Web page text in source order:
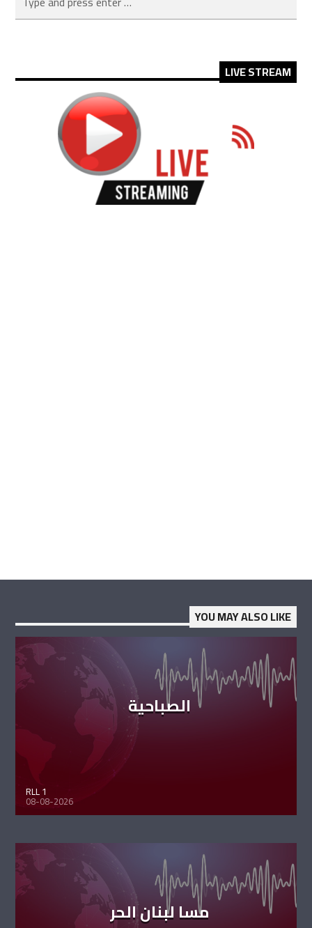
LIVE STREAM
YOU MAY ALSO LIKE
الصباحية
RLL 1
08-08-2026
مسا لبنان الحر